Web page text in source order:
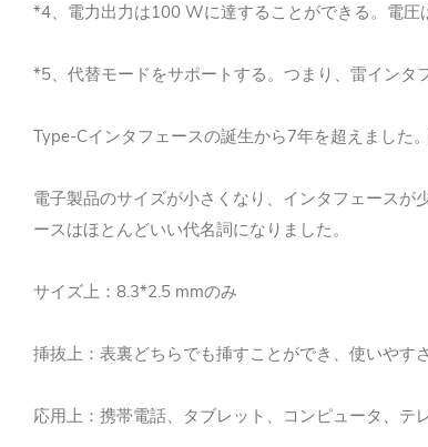
*4 、電力出力は100 Wに達することができる。電圧
*5 、代替モードをサポートする。つまり、雷インタ
Type-Cインタフェースの誕生から7年を超えました
電子製品のサイズが小さくなり、インタフェース
ースはほとんどいい代名詞になりました。
サイズ上： 8.3*2.5 mmのみ
挿抜上：表裏どちらでも挿すことができ、使いやす
応用上：携帯電話、タブレット、コンピュータ、テ